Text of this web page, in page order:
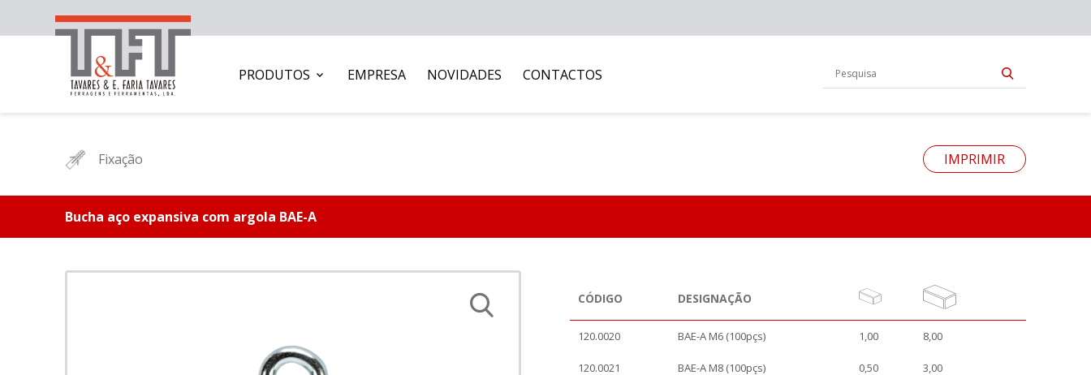
PRODUTOS EMPRESA NOVIDADES CONTACTOS
Fixação IMPRIMIR
Bucha aço expansiva com argola BAE-A
CÓDIGO DESIGNAÇÃO
120.0020 BAE-A M6 (100pçs) 1,00 8,00
120.0021 BAE-A M8 (100pçs) 0,50 3,00